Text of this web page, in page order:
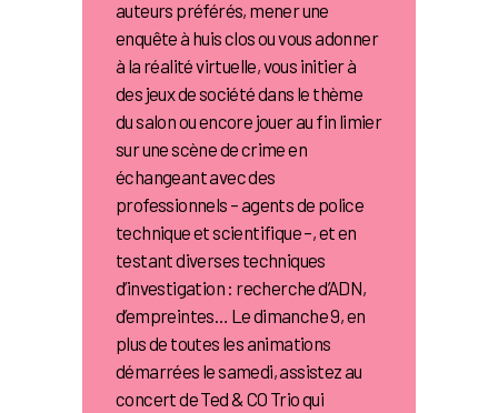
auteurs préférés, mener une
enquête à huis clos ou vous adonner
à la réalité virtuelle, vous initier à
des jeux de société dans le thème
du salon ou encore jouer au fin limier
sur une scène de crime en
échangeant avec des
professionnels – agents de police
technique et scientifique –, et en
testant diverses techniques
d’investigation : recherche d’ADN,
d’empreintes… Le dimanche 9, en
plus de toutes les animations
démarrées le samedi, assistez au
concert de Ted & CO Trio qui